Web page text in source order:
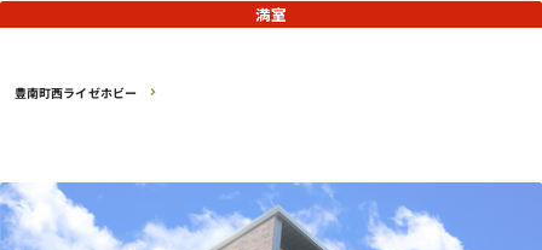
豊南町西ライゼホビー
満室